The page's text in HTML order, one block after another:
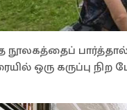
ஒரு கருப்பு